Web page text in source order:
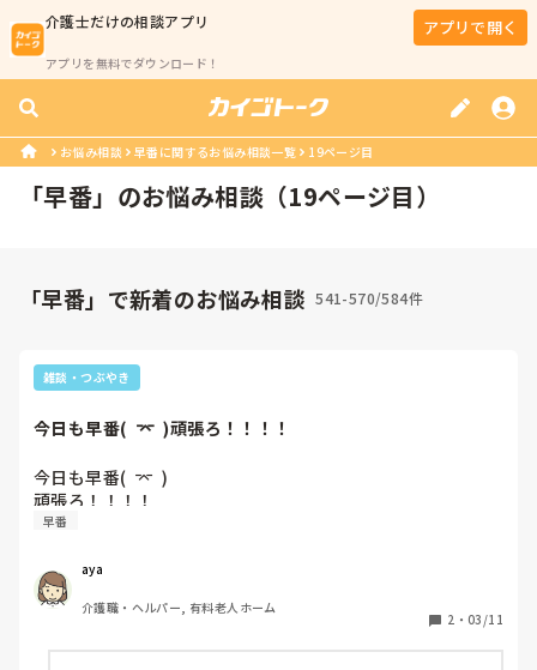
介護士だけの相談アプリ
アプリを無料でダウンロード！
アプリで開く
お悩み相談 早番に関するお悩み相談一覧 19ページ目
「早番」のお悩み相談（19ページ目）
「早番」で新着のお悩み相談 541-570/584件
雑談・つぶやき
今日も早番(  ⌤  )頑張ろ！！！！
今日も早番(  ⌤  )
頑張ろ！！！！
早番
aya
介護職・ヘルパー, 有料老人ホーム
2 ・ 03/11